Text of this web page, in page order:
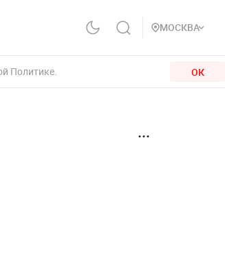
МОСКВА
Политике. ОК